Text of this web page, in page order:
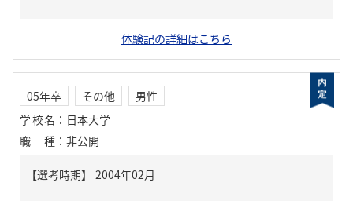
体験記の詳細はこちら
05年卒 その他
男性
学校名 ： 日本大学
職種 ： 非公開